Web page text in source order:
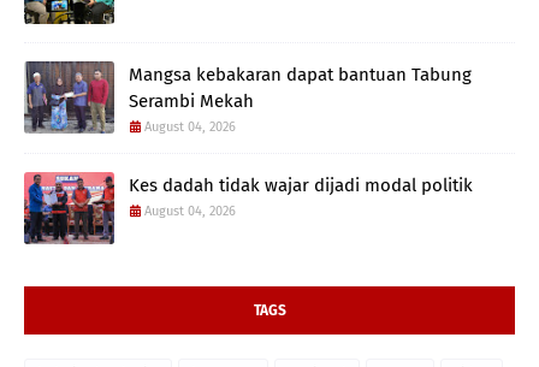
Mangsa kebakaran dapat bantuan Tabung
Serambi Mekah
August 04, 2026
Kes dadah tidak wajar dijadi modal politik
August 04, 2026
TAGS